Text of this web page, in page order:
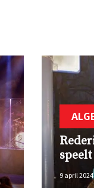
9 april 2024